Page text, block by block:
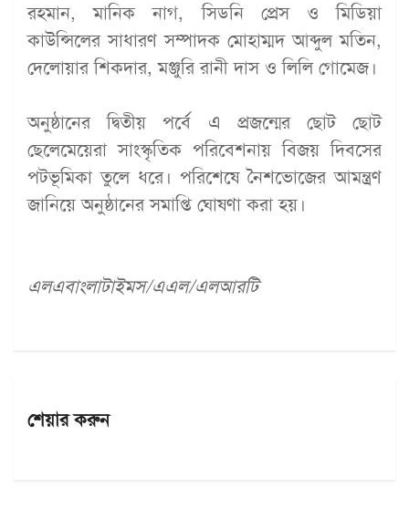
রহমান, মানিক নাগ, সিডনি প্রেস ও মিডিয়া
কাউন্সিলের সাধারণ সম্পাদক মোহাম্মদ আব্দুল মতিন,
দেলোয়ার শিকদার, মঞ্জুরি রানী দাস ও লিলি গোমেজ।
অনুষ্ঠানের দ্বিতীয় পর্বে এ প্রজন্মের ছোট ছোট
ছেলেমেয়েরা সাংস্কৃতিক পরিবেশনায় বিজয় দিবসের
পটভূমিকা তুলে ধরে। পরিশেষে নৈশভোজের আমন্ত্রণ
জানিয়ে অনুষ্ঠানের সমাপ্তি ঘোষণা করা হয়।
এলএবাংলাটাইমস/এএল/এলআরটি
শেয়ার করুন